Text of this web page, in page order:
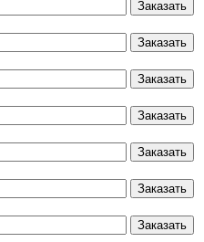
Заказать
Заказать
Заказать
Заказать
Заказать
Заказать
Заказать